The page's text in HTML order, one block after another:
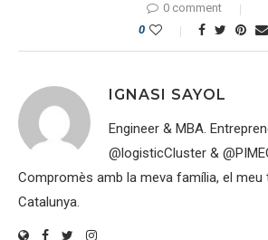
0 comment
0
IGNASI SAYOL
Engineer & MBA.
@logisticCluster &
Compromès amb la meva família, el meu
Catalunya.